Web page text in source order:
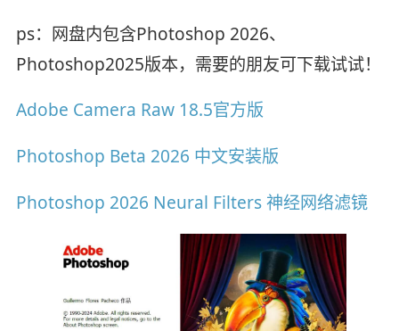
ps：网盘内包含Photoshop 2026、
Photoshop2025版本，需要的朋友可下载试试！
Adobe Camera Raw 18.5官方版
Photoshop Beta 2026 中文安装版
Photoshop 2026 Neural Filters 神经网络滤镜